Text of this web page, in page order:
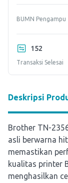
BUMN Pengampu
152
Transaksi Selesai
Deskripsi
Brother TN-
asli berwarna
memastikan
kualitas printer
menghasilkan